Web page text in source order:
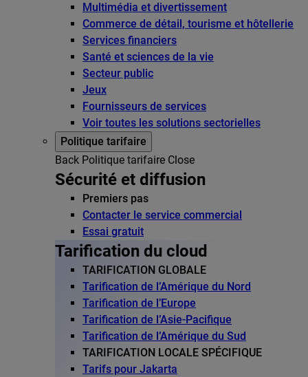
Multimédia et divertissement
Commerce de détail, tourisme et hôtellerie
Services financiers
Santé et sciences de la vie
Secteur public
Jeux
Fournisseurs de services
Voir toutes les solutions sectorielles
Politique tarifaire
Back Politique tarifaire Close
Sécurité et diffusion
Premiers pas
Contacter le service commercial
Essai gratuit
Tarification du cloud
TARIFICATION GLOBALE
Tarification de l’Amérique du Nord
Tarification de l’Europe
Tarification de l’Asie-Pacifique
Tarification de l’Amérique du Sud
TARIFICATION LOCALE SPÉCIFIQUE
Tarifs pour Jakarta